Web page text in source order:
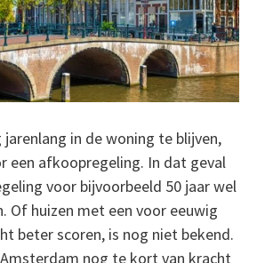
jarenlang in de woning te blijven,
een afkoopregeling. In dat geval
voor bijvoorbeeld 50 jaar wel
Of huizen met een voor eeuwig
beter scoren, is nog niet bekend.
nog te kort van kracht